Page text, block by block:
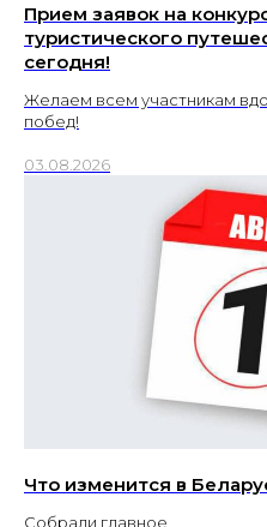
Прием заявок на
туристического
сегодня!
Желаем всем участникам
побед!
03.08.2026
Что изменится в
Собрали главное